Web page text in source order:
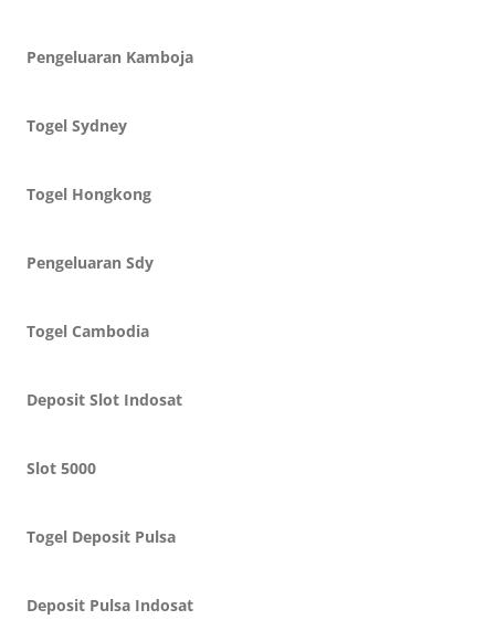
Pengeluaran Kamboja
Togel Sydney
Togel Hongkong
Pengeluaran Sdy
Togel Cambodia
Deposit Slot Indosat
Slot 5000
Togel Deposit Pulsa
Deposit Pulsa Indosat